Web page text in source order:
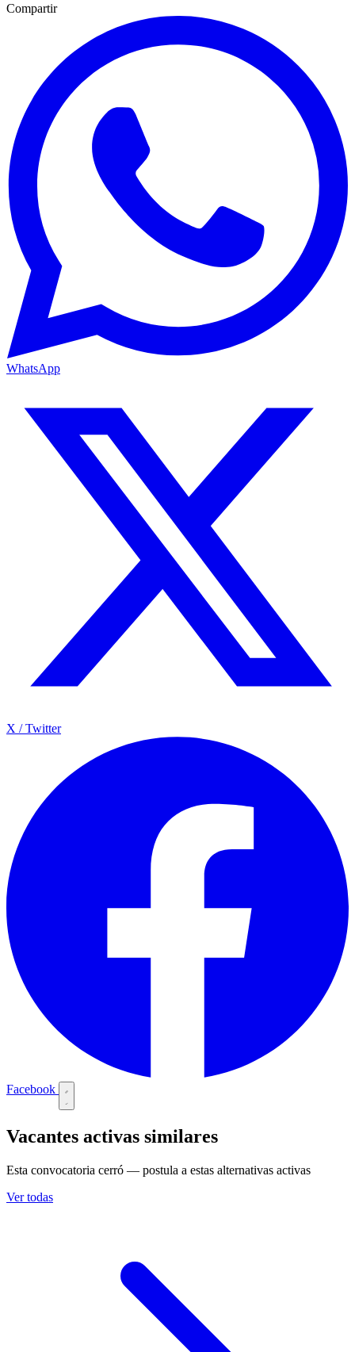
Compartir
WhatsApp
X / Twitter
Facebook
Vacantes activas similares
Esta convocatoria cerró — postula a estas alternativas activas
Ver todas